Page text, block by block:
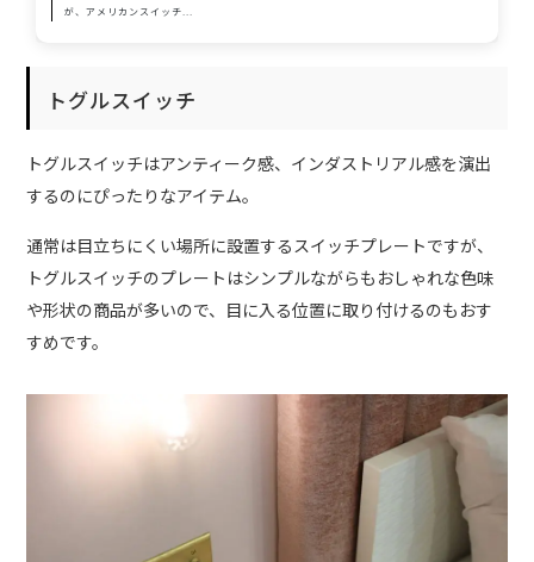
が、アメリカンスイッチ...
トグルスイッチ
トグルスイッチはアンティーク感、インダストリアル感を演出
するのにぴったりなアイテム。
通常は目立ちにくい場所に設置するスイッチプレートですが、
トグルスイッチのプレートはシンプルながらもおしゃれな色味
や形状の商品が多いので、目に入る位置に取り付けるのもおす
すめです。